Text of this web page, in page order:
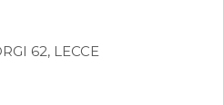
62, LECCE